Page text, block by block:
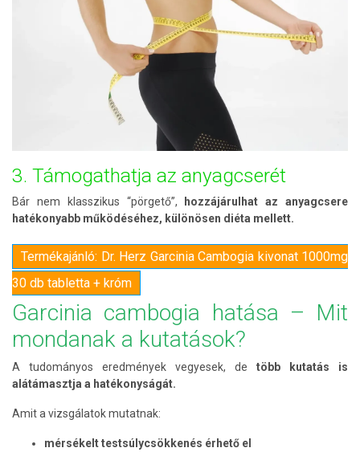
3. Támogathatja az anyagcserét
Bár nem klasszikus “pörgető”,
hozzájárulhat az anyagcsere
hatékonyabb működéséhez, különösen diéta mellett.
Termékajánló: Dr. Herz Garcinia Cambogia kivonat 1000mg
30 db tabletta + króm
Garcinia cambogia hatása – Mit
mondanak a kutatások?
A tudományos eredmények vegyesek, de több kutatás is
alátámasztja a hatékonyságát.
Amit a vizsgálatok mutatnak:
mérsékelt testsúlycsökkenés érhető el